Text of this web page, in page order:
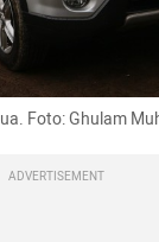
Foto: Ghulam
ADVERTISEMENT